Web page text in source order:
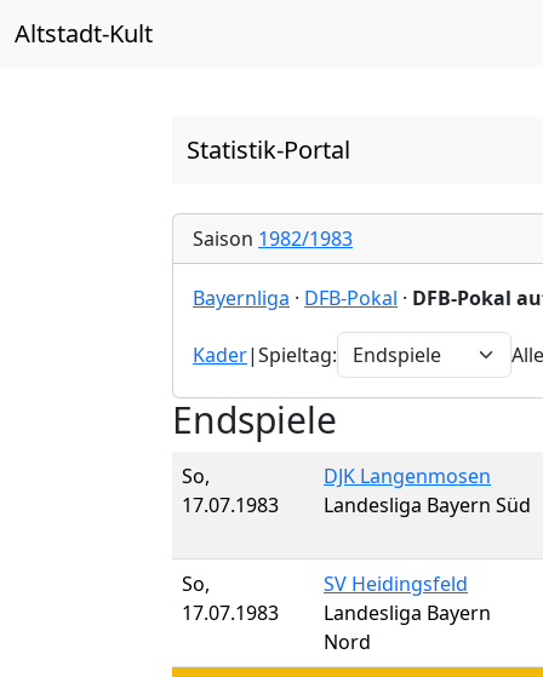
Altstadt-Kult
Statistik-Portal
Saison 1982/1983
Bayernliga · DFB-Pokal · DFB-Pokal
Kader|Spieltag:
Endspiele
So,
17.07.1983
DJK Langenmosen
Landesliga Bayern Süd
So,
17.07.1983
SV Heidingsfeld
Landesliga Bayern
Nord